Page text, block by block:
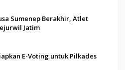
Sumenep Berakhir, Atlet
Jatim
E-Voting untuk Pilkades